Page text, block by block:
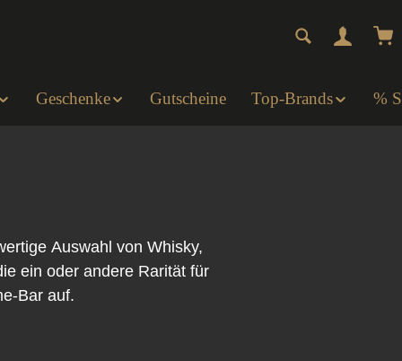
Geschenke Gutscheine Top-Brands %
Auswahl von Whisky,
ein oder andere Rarität für
Bar auf.